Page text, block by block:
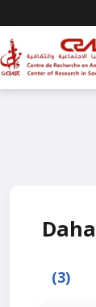
(3)